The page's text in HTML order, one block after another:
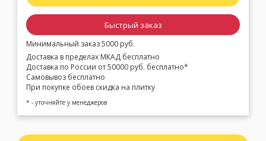
Быстрый заказ
Минимальный заказ 5000 руб.
Доставка в пределах МКАД бесплатно
Доставка по России от 50000 руб. бесплатно*
Самовывоз бесплатно
При покупке обоев скидка на плитку
* - уточняйте у менеджеров